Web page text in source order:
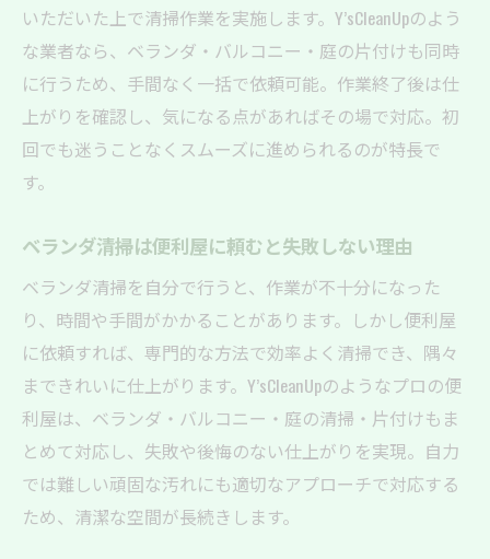
衛生重視の方に最適な便利屋のベランダ清
掃
日常の暮らしを快適にする便利屋サービス
活用法
忙しい方必見のバルコニー清掃依頼術
忙しい方でも安心の便利屋バルコニー清掃
依頼法
短時間で依頼できる便利屋清掃サービスの
魅力
オンライン相談も可能な便利屋清掃の手軽
さ
便利屋を賢く使うバルコニー清掃の依頼ポ
イント
いただいた上で清掃作業を実施します。Y’sCleanUpのよう
な業者なら、ベランダ・バルコニー・庭の片付けも同時
に行うため、手間なく一括で依頼可能。作業終了後は仕
上がりを確認し、気になる点があればその場で対応。初
回でも迷うことなくスムーズに進められるのが特長で
す。
ベランダ清掃は便利屋に頼むと失敗しない理由
ベランダ清掃を自分で行うと、作業が不十分になった
り、時間や手間がかかることがあります。しかし便利屋
に依頼すれば、専門的な方法で効率よく清掃でき、隅々
まできれいに仕上がります。Y’sCleanUpのようなプロの便
利屋は、ベランダ・バルコニー・庭の清掃・片付けもま
とめて対応し、失敗や後悔のない仕上がりを実現。自力
では難しい頑固な汚れにも適切なアプローチで対応する
ため、清潔な空間が長続きします。